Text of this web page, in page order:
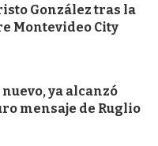
González tras la
Montevideo City
ya alcanzó
mensaje de Ruglio